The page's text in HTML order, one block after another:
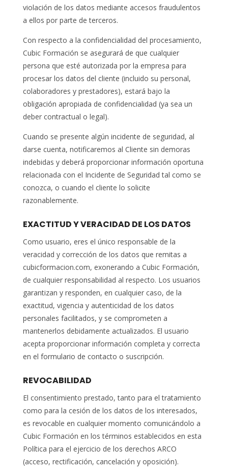
violación de los datos mediante accesos fraudulentos
a ellos por parte de terceros.
Con respecto a la confidencialidad del procesamiento,
Cubic Formación se asegurará de que cualquier
persona que esté autorizada por la empresa para
procesar los datos del cliente (incluido su personal,
colaboradores y prestadores), estará bajo la
obligación apropiada de confidencialidad (ya sea un
deber contractual o legal).
Cuando se presente algún incidente de seguridad, al
darse cuenta, notificaremos al Cliente sin demoras
indebidas y deberá proporcionar información oportuna
relacionada con el Incidente de Seguridad tal como se
conozca, o cuando el cliente lo solicite
razonablemente.
EXACTITUD Y VERACIDAD DE LOS DATOS
Como usuario, eres el único responsable de la
veracidad y corrección de los datos que remitas a
cubicformacion.com, exonerando a Cubic Formación,
de cualquier responsabilidad al respecto. Los usuarios
garantizan y responden, en cualquier caso, de la
exactitud, vigencia y autenticidad de los datos
personales facilitados, y se comprometen a
mantenerlos debidamente actualizados. El usuario
acepta proporcionar información completa y correcta
en el formulario de contacto o suscripción.
REVOCABILIDAD
El consentimiento prestado, tanto para el tratamiento
como para la cesión de los datos de los interesados,
es revocable en cualquier momento comunicándolo a
Cubic Formación en los términos establecidos en esta
Política para el ejercicio de los derechos ARCO
(acceso, rectificación, cancelación y oposición).